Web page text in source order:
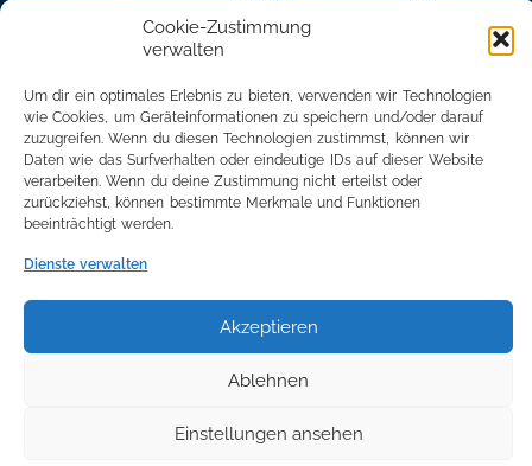
Cookie-Zustimmung
verwalten
Um dir ein optimales Erlebnis zu bieten, verwenden wir Technologien
wie Cookies, um Geräteinformationen zu speichern und/oder darauf
zuzugreifen. Wenn du diesen Technologien zustimmst, können wir
Daten wie das Surfverhalten oder eindeutige IDs auf dieser Website
verarbeiten. Wenn du deine Zustimmung nicht erteilst oder
zurückziehst, können bestimmte Merkmale und Funktionen
beeinträchtigt werden.
Dienste verwalten
Akzeptieren
Ablehnen
Einstellungen ansehen
Newsletter
Anmeldung
Mitglied
werden